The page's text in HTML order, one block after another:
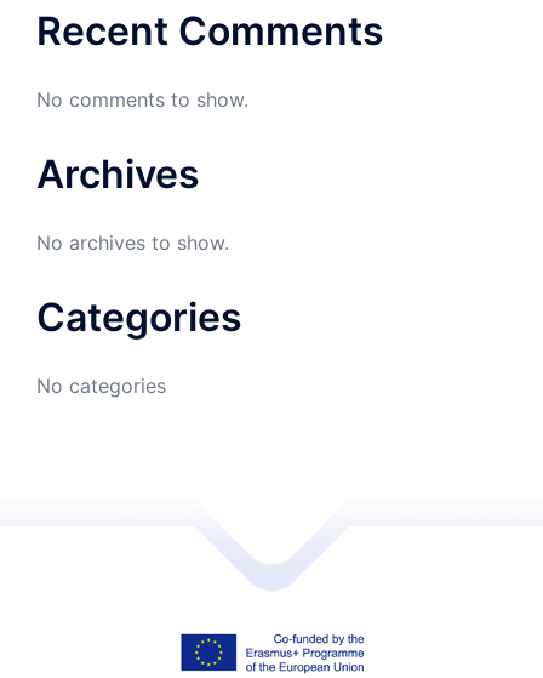
Recent Comments
No comments to show.
Archives
No archives to show.
Categories
No categories